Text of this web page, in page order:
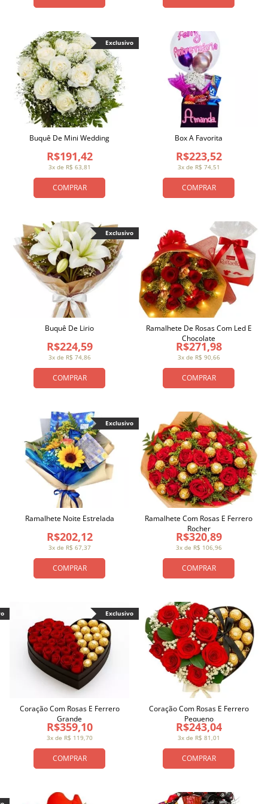
COMPRAR
3x de R$ 63,81
R$191,42
Buquê De Mini Wedding
Exclusivo
COMPRAR
3x de R$ 74,51
R$223,52
Box A Favorita
COMPRAR
3x de R$ 74,86
R$224,59
Buquê De Lirio
Exclusivo
COMPRAR
3x de R$ 90,66
R$271,98
Ramalhete De Rosas Com Led E
Chocolate
COMPRAR
3x de R$ 67,37
R$202,12
Ramalhete Noite Estrelada
Exclusivo
COMPRAR
3x de R$ 106,96
R$320,89
Ramalhete Com Rosas E Ferrero
Rocher
COMPRAR
3x de R$ 119,70
R$359,10
Coração Com Rosas E Ferrero
Grande
Exclusivo
COMPRAR
3x de R$ 81,01
R$243,04
Coração Com Rosas E Ferrero
Pequeno